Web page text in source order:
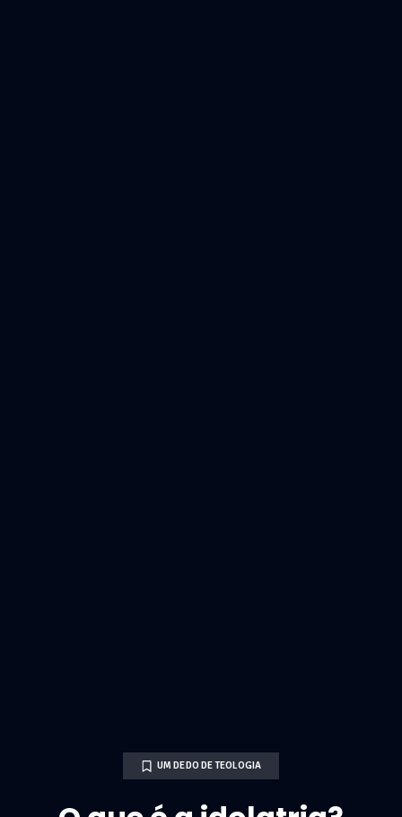
UM DEDO DE TEOLOGIA